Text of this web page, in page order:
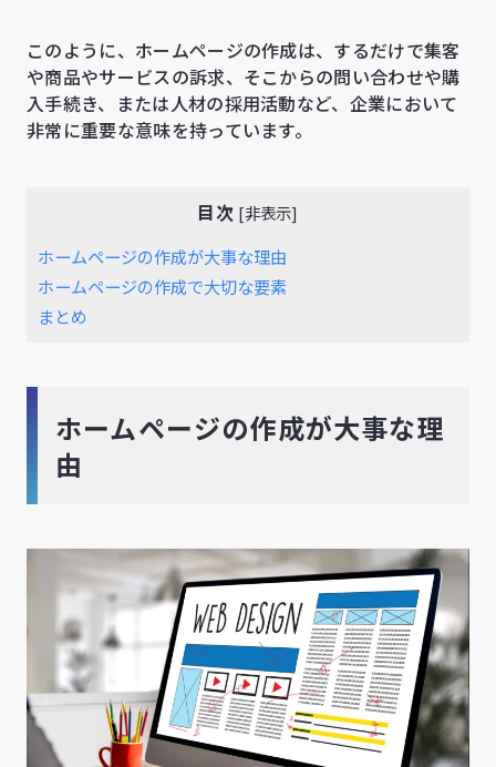
このように、ホームページの作成は、するだけで集客
や商品やサービスの訴求、そこからの問い合わせや購
入手続き、または人材の採用活動など、企業において
非常に重要な意味を持っています。
目次 [非表示]
ホームページの作成が大事な理由
ホームページの作成で大切な要素
まとめ
ホームページの作成が大事な理
由